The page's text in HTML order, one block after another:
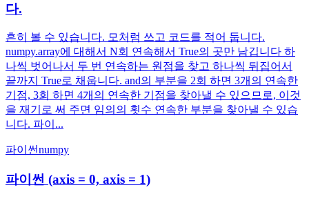
다.
흔히 볼 수 있습니다. 모처럼 쓰고 코드를 적어 둡니다.
numpy.array에 대해서 N회 연속해서 True의 곳만 남깁니다 하
나씩 벗어나서 두 번 연속하는 원점을 찾고 하나씩 뒤집어서
끝까지 True로 채웁니다. and의 부분을 2회 하면 3개의 연속한
기점, 3회 하면 4개의 연속한 기점을 찾아낼 수 있으므로, 이것
을 재기로 써 주면 임의의 횟수 연속한 부분을 찾아낼 수 있습
니다. 파이...
파이썬numpy
파이썬 (axis = 0, axis = 1)